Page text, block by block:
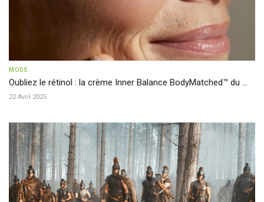
MODE
Oubliez le rétinol : la crème Inner Balance BodyMatched™ du ...
22 Avril 2025